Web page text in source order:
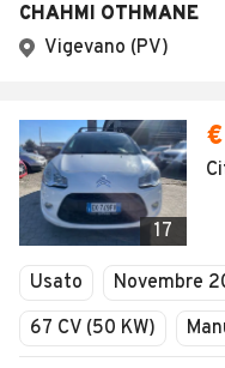
CHAHMI OTHMANE
Vigevano (PV)
17
Usato Novembre
67 CV (50 KW)